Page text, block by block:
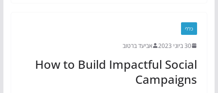
כללי
30 ביוני 2023 אביעד ברטוב
How to Build Impactful Social
Campaigns